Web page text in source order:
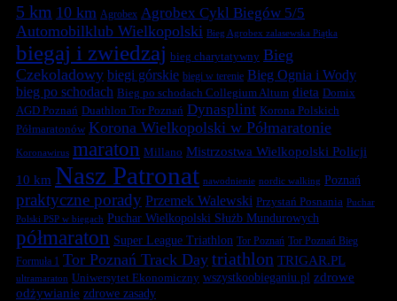
5 km 10 km Agrobex Agrobex Cykl Biegów 5/5
Automobilklub Wielkopolski Bieg Agrobex zalasewska Piątka
biegaj i zwiedzaj bieg charytatywny Bieg
Czekoladowy biegi górskie biegi w terenie Bieg Ognia i Wody
bieg po schodach Bieg po schodach Collegium Altum dieta Domix
AGD Poznań Duathlon Tor Poznań Dynasplint Korona Polskich
Półmaratonów Korona Wielkopolski w Półmaratonie
Koronawirus maraton Millano Mistrzostwa Wielkopolski Policji
10 km Nasz Patronat nawodnienie nordic walking Poznań
praktyczne porady Przemek Walewski Przystań Posnania Puchar
Polski PSP w biegach Puchar Wielkopolski Służb Mundurowych
półmaraton Super League Triathlon Tor Poznań Tor Poznań Bieg
Formuła 1 Tor Poznań Track Day triathlon TRIGAR.PL
ultramaraton Uniwersytet Ekonomiczny wszystkoobieganiu.pl zdrowe
odżywianie zdrowe zasady